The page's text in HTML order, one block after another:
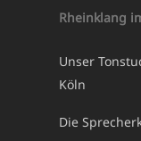
Rheinklang
Unser
Köln
Die